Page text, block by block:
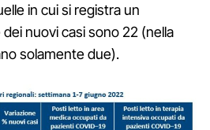
in cui si registra un
nuovi casi sono 22 (nella
solamente due).